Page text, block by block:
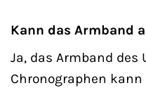
Kann das Armband
Ja, das Armband des
Chronographen